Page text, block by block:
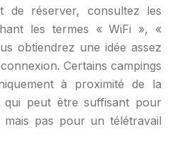
de réserver, consultez les
les termes « WiFi », «
obtiendrez une idée assez
Certains campings
à proximité de la
peut être suffisant pour
pas pour un télétravail